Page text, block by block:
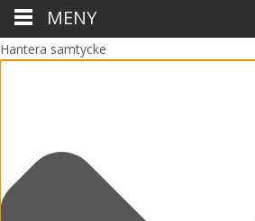
Hantera samtycke
MENY